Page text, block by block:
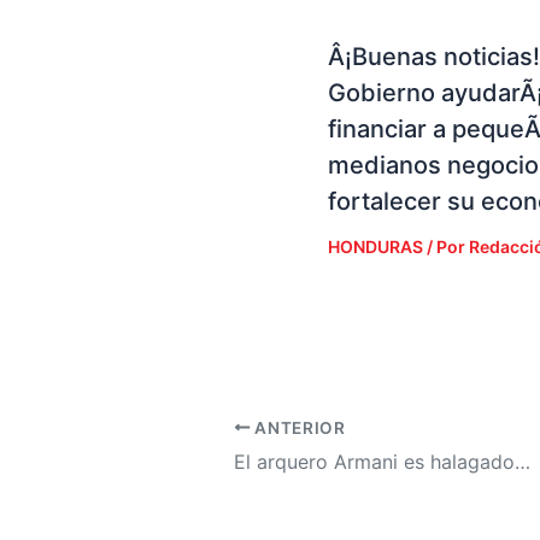
Â¡Buenas noticias!
Gobierno
financiar a
medianos
fortalecer su
HONDURAS / Por
ANTERIOR
El arquero Armani es halagado tras cumplirle el sueño a un pequeño con problemas en sus piernas de conocerlo